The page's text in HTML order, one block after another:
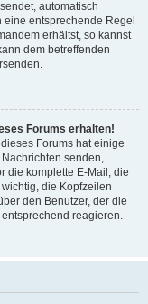
automatisch
entsprechende Regel
erhältst, so kannst
dem betreffenden
Forums erhalten!
Forums hat einige
senden,
die komplette E-Mail, die
die Kopfzeilen
den Benutzer, der die
reagieren.